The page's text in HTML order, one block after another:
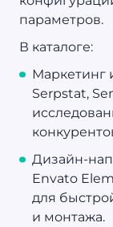
параметров.
В каталоге:
Маркетинг
Serpstat,
Дизайн-
Envato
для
и монтажа.